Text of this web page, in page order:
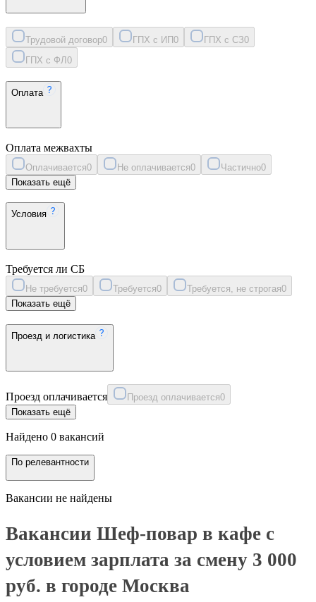
Трудовой договор0 ГПХ с ИП0 ГПХ с СЗ0
ГПХ с ФЛ 0
Оплата
Оплата межвахты
Оплачивается0 Не оплачивается0 Частично0
Показать ещё
Условия
Требуется ли СБ
Не требуется0 Требуется0 Требуется, не строгая0
Показать ещё
Проезд и логистика
Проезд оплачивается Проезд оплачивается0
Показать ещё
Найдено 0 вакансий
По релевантности
Вакансии не найдены
Вакансии Шеф-повар в кафе с
условием зарплата за смену 3 000
руб. в городе Москва